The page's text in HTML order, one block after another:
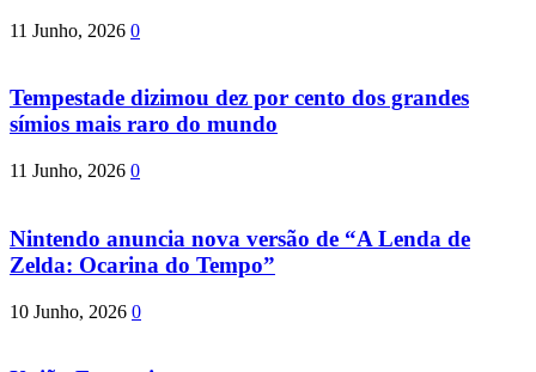
11 Junho, 2026 0
Tempestade dizimou dez por cento dos grandes
símios mais raro do mundo
11 Junho, 2026 0
Nintendo anuncia nova versão de “A Lenda de
Zelda: Ocarina do Tempo”
10 Junho, 2026 0